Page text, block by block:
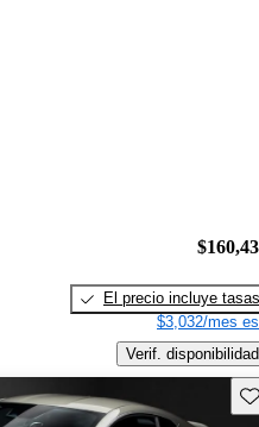
El precio incluye tasas
$3,032/mes
Verif. disponibilidad